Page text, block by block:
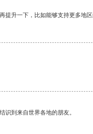
提升一下，比如能够支持更多地区
识到来自世界各地的朋友。